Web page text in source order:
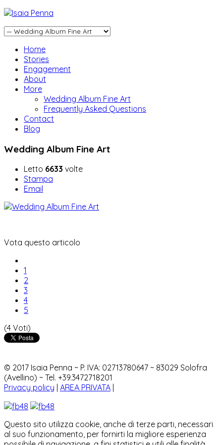
Home
Stories
Engagement
About
More
Wedding Album Fine Art
Frequently Asked Questions
Contact
Blog
Wedding Album Fine Art
Letto 6633 volte
Stampa
Email
Vota questo articolo
1
2
3
4
5
(4 Voti)
© 2017 Isaia Penna ~ P. IVA: 02713780647 ~ 83029 Solofra
(Avellino) ~ Tel. +39.3472718201
Privacy policy AREA PRIVATA
Questo sito utilizza cookie, anche di terze parti, necessari
al suo funzionamento, per fornirti la migliore esperienza